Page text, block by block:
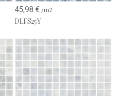
incollate, la rete a punto in
tecnici:
durante la posa
grazie alla maggiore
45,98 € /m2
DLFS25Y